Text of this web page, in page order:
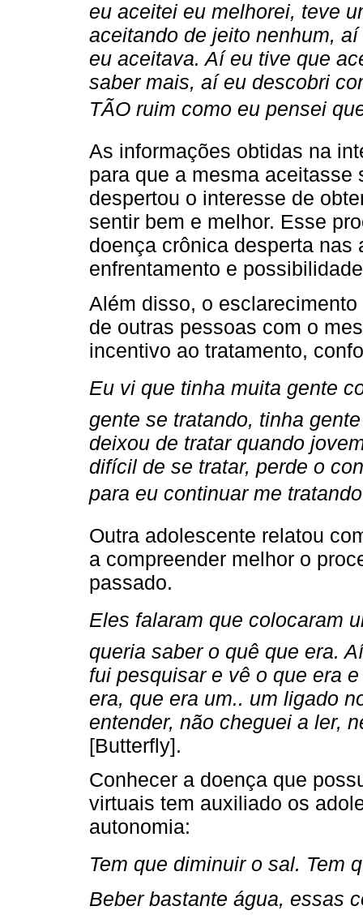
eu aceitei eu melhorei, teve
aceitando de jeito nenhum,
eu aceitava. Aí eu tive que
saber mais, aí eu descobri
TÃO ruim como eu pensei
As informações obtidas na
para que a mesma
despertou o interesse de
sentir bem e melhor. Esse
doença crônica desperta
enfrentamento e
Além disso, o
de outras pessoas com o
incentivo ao tratamento,
Eu vi que tinha muita gente
gente se tratando, tinha
deixou de tratar quando
difícil de se tratar, perde o
para eu continuar me
Outra adolescente relatou
a compreender melhor o
passado.
Eles falaram que colocaram
queria saber o quê que era.
fui pesquisar e vê o que era
era, que era um.. um ligado
entender, não cheguei a ler,
[Butterfly].
Conhecer a doença que
virtuais tem auxiliado os
autonomia:
Tem que diminuir o sal.
Beber bastante água, essas